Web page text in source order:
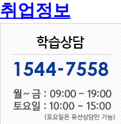
취업정보